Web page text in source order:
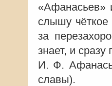
«Афанасьев»
слышу
за
знает, и
И. Ф.
славы).